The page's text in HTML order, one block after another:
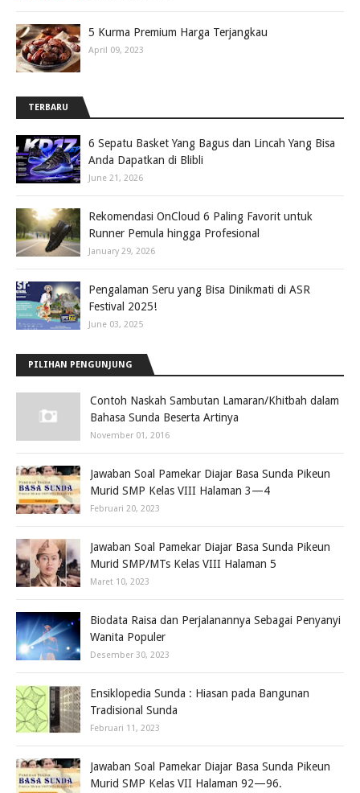
5 Kurma Premium Harga Terjangkau
April 09, 2023
TERBARU
6 Sepatu Basket Yang Bagus dan Lincah Yang Bisa
Anda Dapatkan di Blibli
June 21, 2026
Rekomendasi OnCloud 6 Paling Favorit untuk
Runner Pemula hingga Profesional
January 29, 2026
Pengalaman Seru yang Bisa Dinikmati di ASR
Festival 2025!
June 03, 2025
PILIHAN PENGUNJUNG
Contoh Naskah Sambutan Lamaran/Khitbah dalam
Bahasa Sunda Beserta Artinya
November 01, 2016
Jawaban Soal Pamekar Diajar Basa Sunda Pikeun
Murid SMP Kelas VIII Halaman 3—4
Februari 20, 2023
Jawaban Soal Pamekar Diajar Basa Sunda Pikeun
Murid SMP/MTs Kelas VIII Halaman 5
Maret 10, 2023
Biodata Raisa dan Perjalanannya Sebagai Penyanyi
Wanita Populer
Desember 30, 2023
Ensiklopedia Sunda : Hiasan pada Bangunan
Tradisional Sunda
Februari 11, 2023
Jawaban Soal Pamekar Diajar Basa Sunda Pikeun
Murid SMP Kelas VII Halaman 92—96.